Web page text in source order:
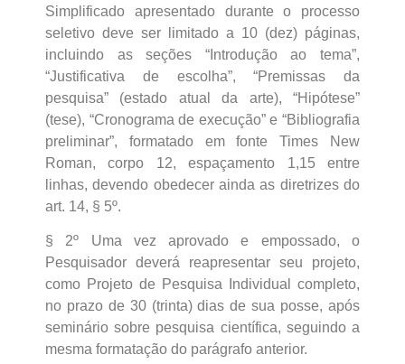
Simplificado apresentado durante o processo
seletivo deve ser limitado a 10 (dez) páginas,
incluindo as seções “Introdução ao tema”,
“Justificativa de escolha”, “Premissas da
pesquisa” (estado atual da arte), “Hipótese”
(tese), “Cronograma de execução” e “Bibliografia
preliminar”, formatado em fonte Times New
Roman, corpo 12, espaçamento 1,15 entre
linhas, devendo obedecer ainda as diretrizes do
art. 14, § 5º.
§ 2º Uma vez aprovado e empossado, o
Pesquisador deverá reapresentar seu projeto,
como Projeto de Pesquisa Individual completo,
no prazo de 30 (trinta) dias de sua posse, após
seminário sobre pesquisa científica, seguindo a
mesma formatação do parágrafo anterior.